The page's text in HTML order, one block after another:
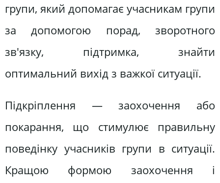
групи, який допомагає учасникам групи
за допомогою порад, зворотного
зв'язку, підтримка, знайти
оптимальний вихід з важкої ситуації.
Підкріплення — заохочення або
покарання, що стимулює правильну
поведінку учасників групи в ситуації.
Кращою формою заохочення і